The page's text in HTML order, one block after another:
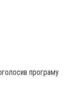
програму